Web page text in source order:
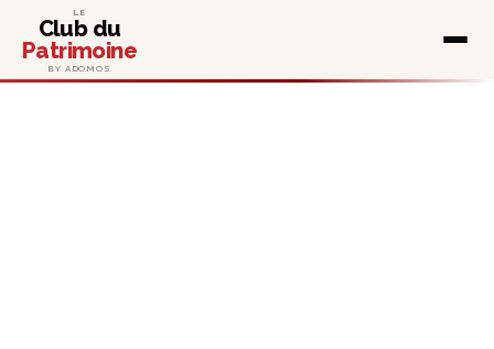
LE
Club du
Patrimoine
BY ADOMOS